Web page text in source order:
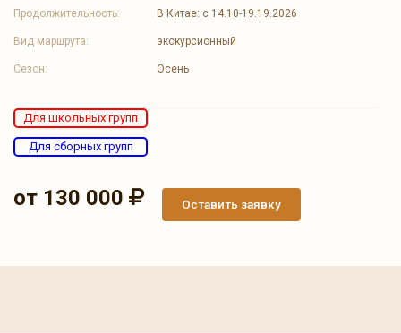
Продолжительность: В Китае: с 14.10-19.19.2026
Вид маршрута: экскурсионный
Сезон: Осень
Для школьных групп
Для сборных групп
от 130 000 Оставить заявку